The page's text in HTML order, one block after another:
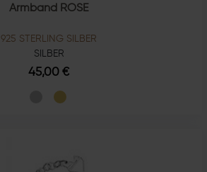
Armband ROSE
925 STERLING SILBER
SILBER
45,00 €